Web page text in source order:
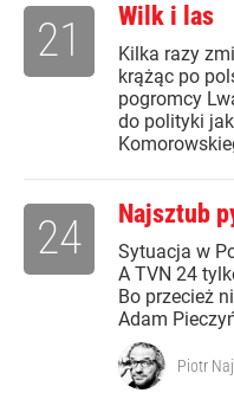
Wilk i las
Kilka razy
krążąc po
pogromcy
do polityki
21
Najsztub
Sytuacja w
A TVN 24
Bo przecież
Adam
24
Piotr